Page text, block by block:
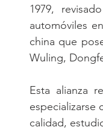
1979,
automóviles
china que
Wuling,
Esta alianza
especializarse
calidad,